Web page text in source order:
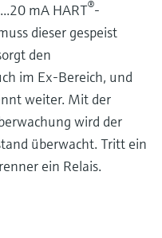
mA HART®-
dieser gespeist
den
im Ex-Bereich, und
weiter. Mit der
wird der
überwacht. Tritt ein
ein Relais.